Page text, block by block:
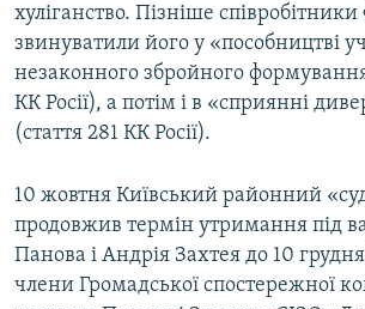
хуліганство. Пізніше
звинуватили його у «пособництві
незаконного збройного
КК Росії), а потім і в «сприянні
(стаття 281 КК Росії).
10 жовтня Київський районний
продовжив термін утримання під
Панова і Андрія Захтея до 10
члени Громадської спостережної